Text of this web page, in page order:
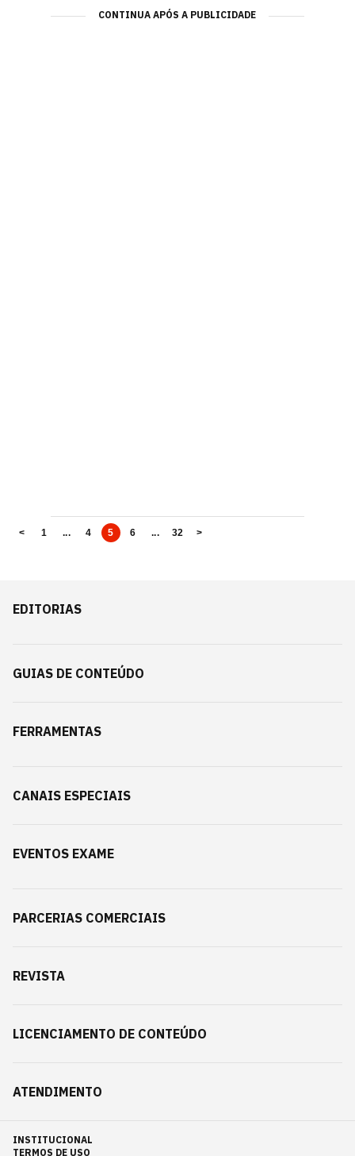
CONTINUA APÓS A PUBLICIDADE
< 1 ... 4 5 6 ... 32 >
EDITORIAS
GUIAS DE CONTEÚDO
FERRAMENTAS
CANAIS ESPECIAIS
EVENTOS EXAME
PARCERIAS COMERCIAIS
REVISTA
LICENCIAMENTO DE CONTEÚDO
ATENDIMENTO
INSTITUCIONAL
TERMOS DE USO